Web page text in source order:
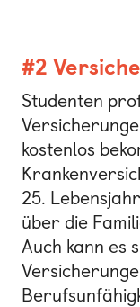
#2
Studenten
kostenlos
25.
über die
Auch kann es